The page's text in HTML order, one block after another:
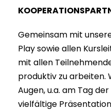
Gemeinsam mit
Play sowie allen
mit allen
produktiv zu arbeiten.
Augen, u.a. am Tag
vielfältige